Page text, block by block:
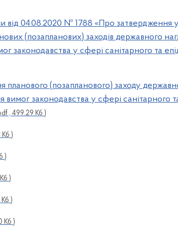
від 04.08.2020 № 1788 «Про затвердження
(позапланових) заходів державного
законодавства у сфері санітарного та
планового (позапланового) заходу
законодавства у сфері санітарного
, 499.29 Кб )
Кб )
)
)
Кб )
Кб )